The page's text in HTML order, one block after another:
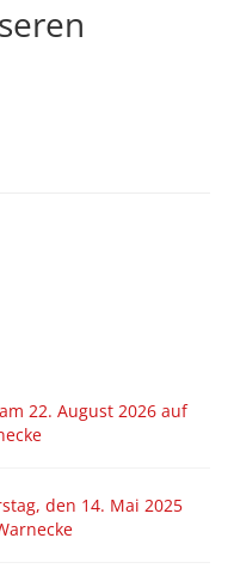
22. August 2026 auf
den 14. Mai 2025